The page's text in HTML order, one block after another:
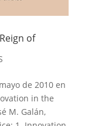
of
de 2010 en
in the
M. Galán,